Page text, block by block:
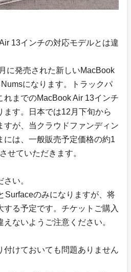
13インチの対応モデルとは違
に発売された新しいMacBook
になります。トラックパ
れまでのMacBook Air 13インチ
ます。日本では12月下旬から
すが、当クラウドファンディン
には、一般販売予定価格の約1
せていただきます。
い。
Surfaceのみになりますが、将
る予定です。チケットご購入
ないようご注意ください。
付けておいても問題ありません